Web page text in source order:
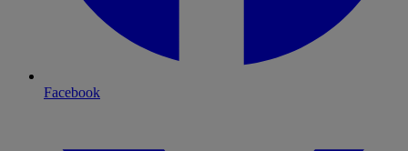
Facebook